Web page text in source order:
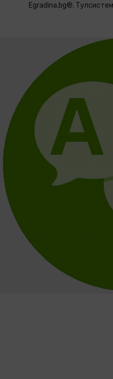
Egradina.bg®.